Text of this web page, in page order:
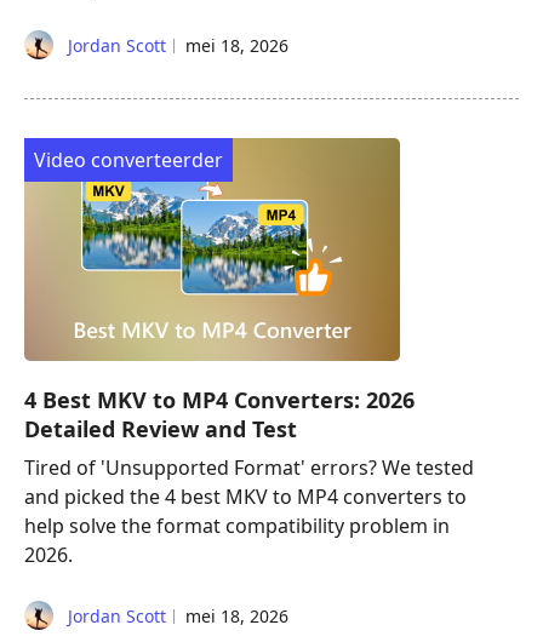
Jordan Scott mei 18, 2026
Video converteerder
4 Best MKV to MP4 Converters: 2026
Detailed Review and Test
Tired of 'Unsupported Format' errors? We tested
and picked the 4 best MKV to MP4 converters to
help solve the format compatibility problem in
2026.
Jordan Scott mei 18, 2026